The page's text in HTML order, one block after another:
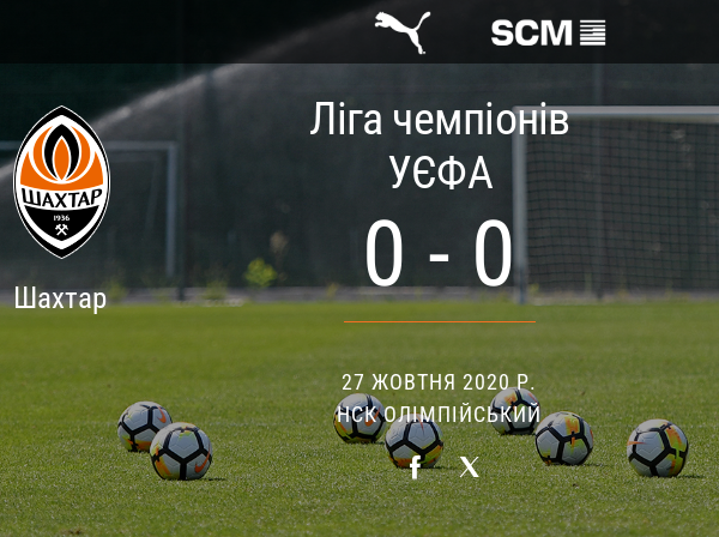
Шахтар
Ліга чемпіонів
УЄФА
0 - 0
27 ЖОВТНЯ 2020 Р.
НСК ОЛІМПІЙСЬКИЙ